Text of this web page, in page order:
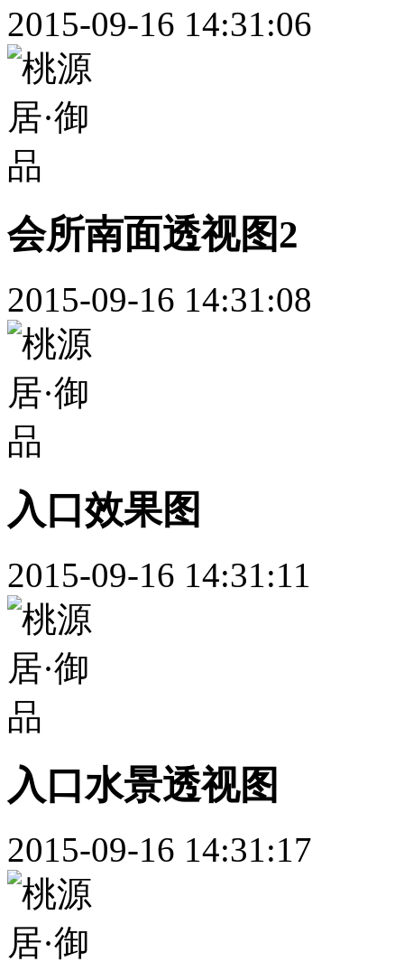
2015-09-16 14:31:06
会所南面透视图2
2015-09-16 14:31:08
入口效果图
2015-09-16 14:31:11
入口水景透视图
2015-09-16 14:31:17